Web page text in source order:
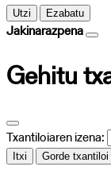
Utzi Ezabatu
Jakinarazpena
Gehitu
Txantiloiaren izena:
Itxi Gorde